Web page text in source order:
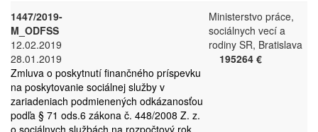
1447/2019-
M_ODFSS
12.02.2019
28.01.2019
Zmluva o poskytnutí finančného príspevku
na poskytovanie sociálnej služby v
zariadeniach podmienených odkázanosťou
podľa § 71 ods.6 zákona č. 448/2008 Z. z.
o sociálnych službách na rozpočtový rok
Ministerstvo práce,
sociálnych vecí a
rodiny SR, Bratislava
195264 €